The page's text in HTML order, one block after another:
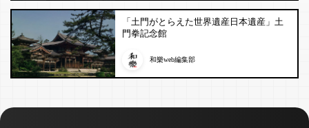
「土門がとらえた世界遺産日本遺産」土
門拳記念館
和樂web編集部